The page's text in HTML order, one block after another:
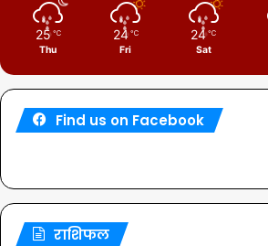
25 ℃
Thu
24 ℃
Fri
24 ℃
Sat
Find us on Facebook
राशिफल